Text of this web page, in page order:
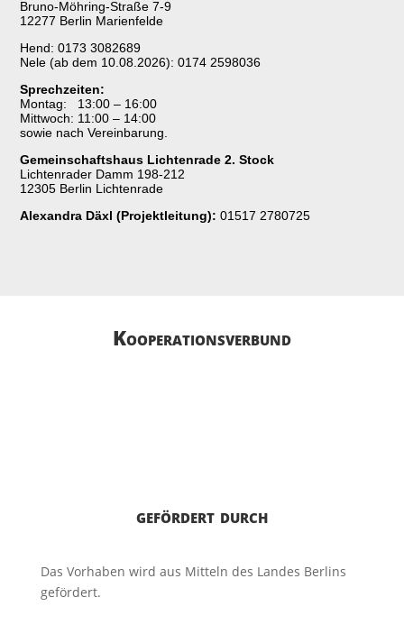
Bruno-Möhring-Straße 7-9
12277 Berlin Marienfelde
Hend: 0173 3082689
Nele (ab dem 10.08.2026): 0174 2598036
Sprechzeiten:
Montag: 13:00 – 16:00
Mittwoch: 11:00 – 14:00
sowie nach Vereinbarung.
Gemeinschaftshaus Lichtenrade 2. Stock
Lichtenrader Damm 198-212
12305 Berlin Lichtenrade
Alexandra Däxl (Projektleitung):01517 2780725
Kooperations­­verbund
gefördert durch
Das Vorhaben wird aus Mitteln des Landes Berlins
gefördert.